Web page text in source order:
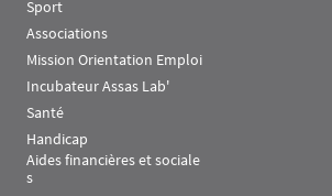
Sport
Associations
Mission Orientation Emploi
Incubateur Assas Lab'
Santé
Handicap
Aides financières et sociale
s